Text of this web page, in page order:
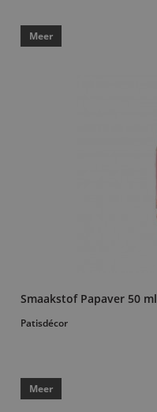
Meer
Smaakstof Papaver 50 ml
Patisdécor
Meer